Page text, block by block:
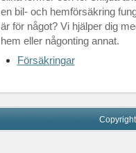
en bil- och hemförsäkring
är för något? Vi hjälper dig
hem eller någonting annat.
Försäkringar